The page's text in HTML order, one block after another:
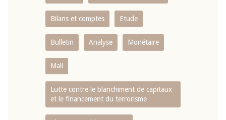
Bilans et comptes Etude
Bulletin Analyse Monétaire
Mali
Lutte contre le blanchiment de capitaux
et le financement du terrorisme